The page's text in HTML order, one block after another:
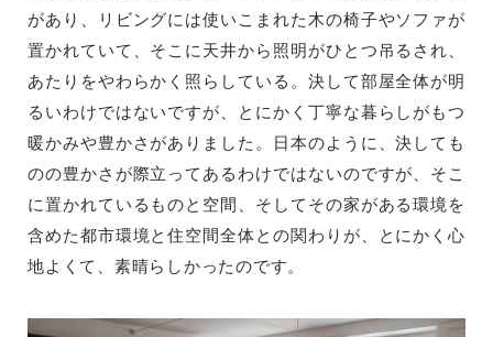
があり、リビングには使いこまれた木の椅子やソファが
置かれていて、そこに天井から照明がひとつ吊るされ、
あたりをやわらかく照らしている。決して部屋全体が明
るいわけではないですが、とにかく丁寧な暮らしがもつ
暖かみや豊かさがありました。日本のように、決しても
のの豊かさが際立ってあるわけではないのですが、そこ
に置かれているものと空間、そしてその家がある環境を
含めた都市環境と住空間全体との関わりが、とにかく心
地よくて、素晴らしかったのです。